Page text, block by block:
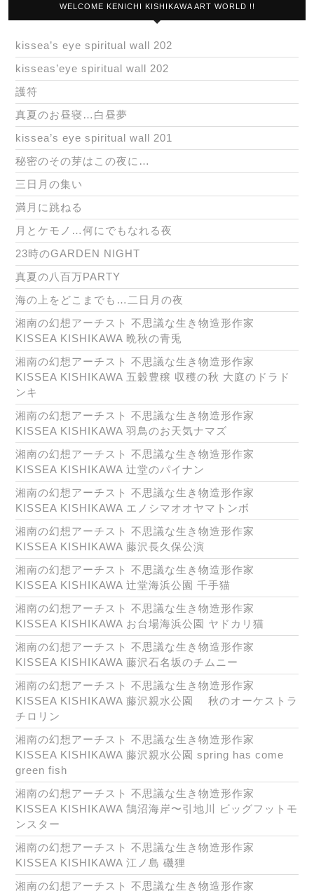
WELCOME KENICHI KISHIKAWA ART WORLD !!
kissea’s eye spiritual wall 202
kisseas’eye spiritual wall 202
護符
真夏のお昼寝…白昼夢
kissea’s eye spiritual wall 201
秘密のその芽はこの夜に…
三日月の集い
満月に跳ねる
月とケモノ…何にでもなれる夜
23時のGARDEN NIGHT
真夏の八百万PARTY
海の上をどこまでも…二日月の夜
湘南の幻想アーチスト 不思議な生き物造形作家
KISSEA KISHIKAWA 晩秋の青兎
湘南の幻想アーチスト 不思議な生き物造形作家
KISSEA KISHIKAWA 五穀豊穣 収穫の秋 大庭のドラド
ンキ
湘南の幻想アーチスト 不思議な生き物造形作家
KISSEA KISHIKAWA 羽鳥のお天気ナマズ
湘南の幻想アーチスト 不思議な生き物造形作家
KISSEA KISHIKAWA 辻堂のパイナン
湘南の幻想アーチスト 不思議な生き物造形作家
KISSEA KISHIKAWA エノシマオオヤマトンボ
湘南の幻想アーチスト 不思議な生き物造形作家
KISSEA KISHIKAWA 藤沢長久保公演
湘南の幻想アーチスト 不思議な生き物造形作家
KISSEA KISHIKAWA 辻堂海浜公園 千手猫
湘南の幻想アーチスト 不思議な生き物造形作家
KISSEA KISHIKAWA お台場海浜公園 ヤドカリ猫
湘南の幻想アーチスト 不思議な生き物造形作家
KISSEA KISHIKAWA 藤沢石名坂のチムニー
湘南の幻想アーチスト 不思議な生き物造形作家
KISSEA KISHIKAWA 藤沢親水公園 秋のオーケストラ
チロリン
湘南の幻想アーチスト 不思議な生き物造形作家
KISSEA KISHIKAWA 藤沢親水公園 spring has come
green fish
湘南の幻想アーチスト 不思議な生き物造形作家
KISSEA KISHIKAWA 鵠沼海岸〜引地川 ビッグフットモ
ンスター
湘南の幻想アーチスト 不思議な生き物造形作家
KISSEA KISHIKAWA 江ノ島 磯狸
湘南の幻想アーチスト 不思議な生き物造形作家